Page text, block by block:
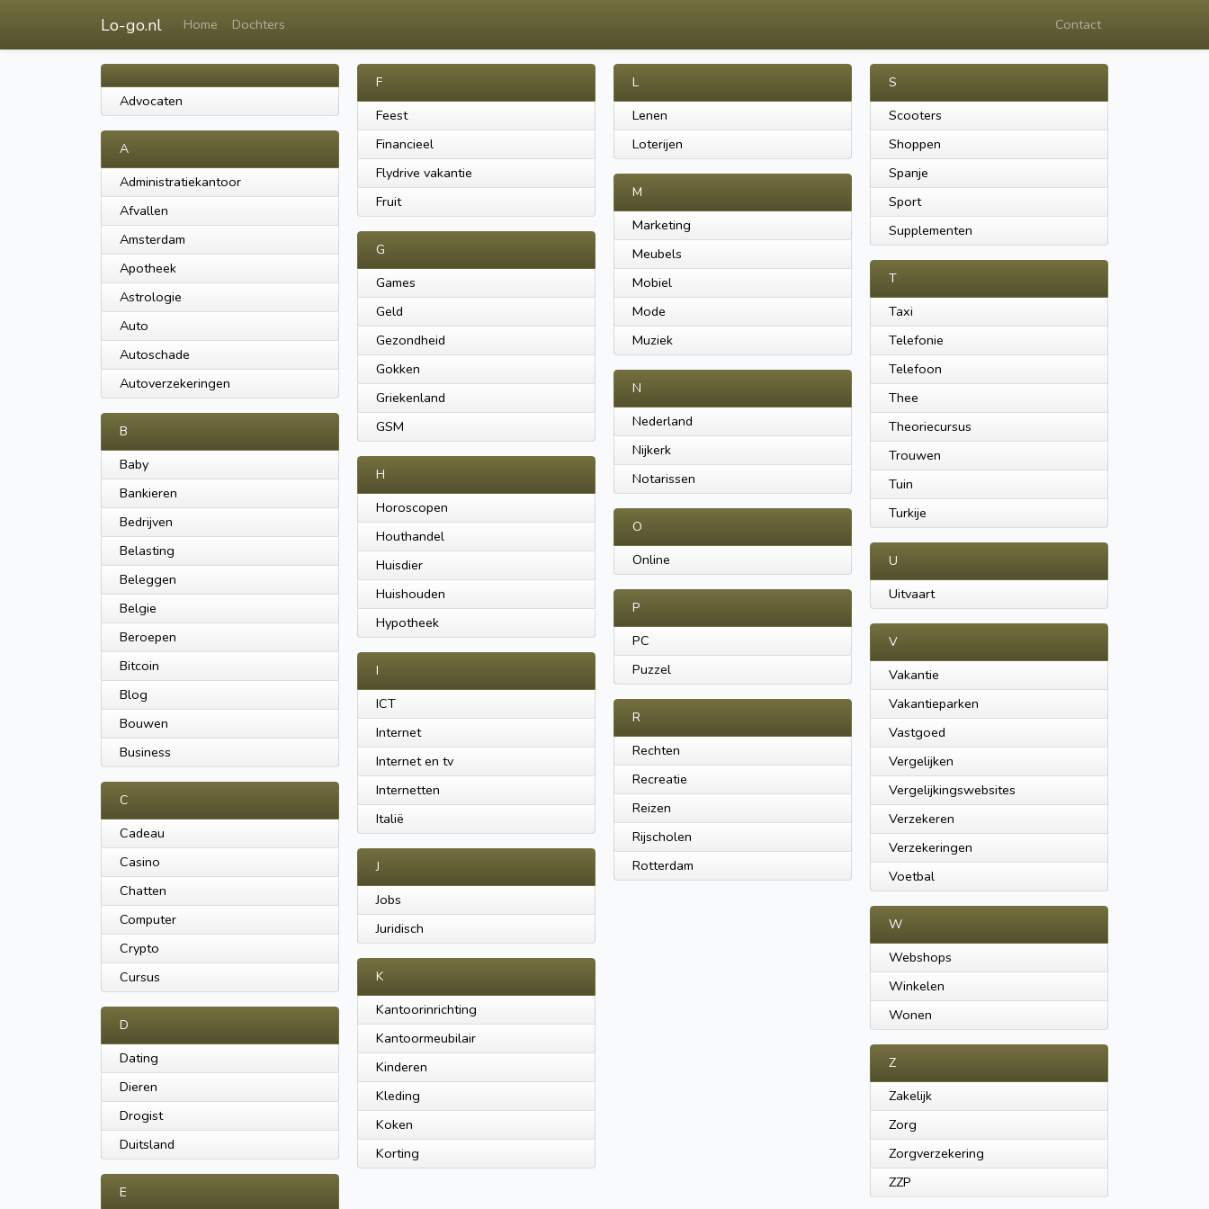
Lo-go.nl Home Dochters Contact
Advocaten
A
Administratiekantoor
Afvallen
Amsterdam
Apotheek
Astrologie
Auto
Autoschade
Autoverzekeringen
B
Baby
Bankieren
Bedrijven
Belasting
Beleggen
Belgie
Beroepen
Bitcoin
Blog
Bouwen
Business
C
Cadeau
Casino
Chatten
Computer
Crypto
Cursus
D
Dating
Dieren
Drogist
Duitsland
E
F
Feest
Financieel
Flydrive vakantie
Fruit
G
Games
Geld
Gezondheid
Gokken
Griekenland
GSM
H
Horoscopen
Houthandel
Huisdier
Huishouden
Hypotheek
I
ICT
Internet
Internet en tv
Internetten
Italië
J
Jobs
Juridisch
K
Kantoorinrichting
Kantoormeubilair
Kinderen
Kleding
Koken
Korting
L
Lenen
Loterijen
M
Marketing
Meubels
Mobiel
Mode
Muziek
N
Nederland
Nijkerk
Notarissen
O
Online
P
PC
Puzzel
R
Rechten
Recreatie
Reizen
Rijscholen
Rotterdam
S
Scooters
Shoppen
Spanje
Sport
Supplementen
T
Taxi
Telefonie
Telefoon
Thee
Theoriecursus
Trouwen
Tuin
Turkije
U
Uitvaart
V
Vakantie
Vakantieparken
Vastgoed
Vergelijken
Vergelijkingswebsites
Verzekeren
Verzekeringen
Voetbal
W
Webshops
Winkelen
Wonen
Z
Zakelijk
Zorg
Zorgverzekering
ZZP